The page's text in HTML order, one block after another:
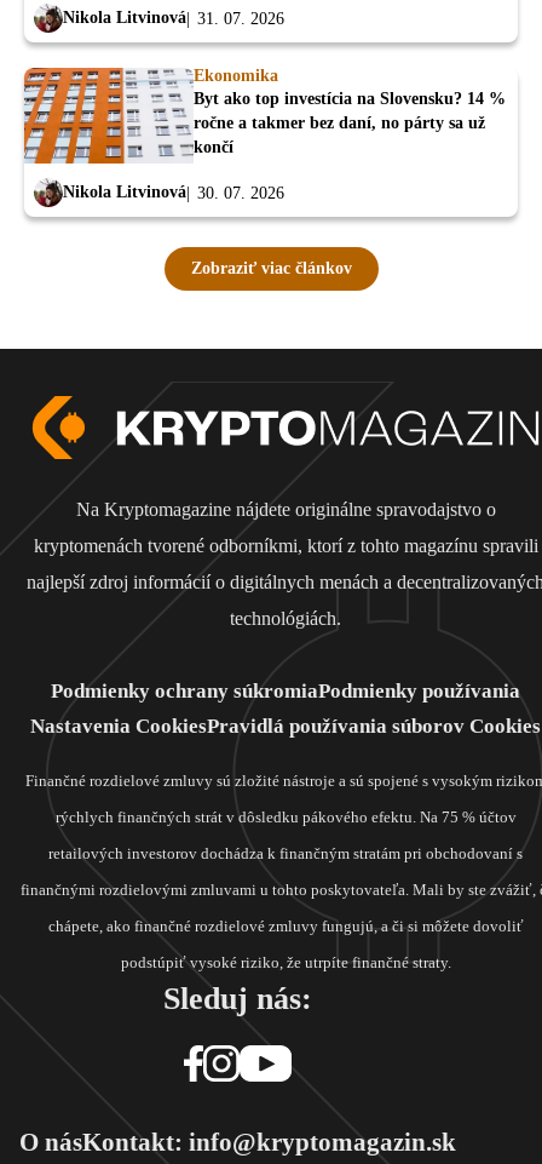
Nikola Litvinová 31. 07. 2026
Ekonomika
Byt ako top investícia na Slovensku? 14 %
ročne a takmer bez daní, no párty sa už
končí
Nikola Litvinová 30. 07. 2026
Zobraziť viac článkov
Na Kryptomagazine nájdete originálne spravodajstvo o
kryptomenách tvorené odborníkmi, ktorí z tohto magazínu spravili
najlepší zdroj informácií o digitálnych menách a
technológiách.
Podmienky ochrany súkromiaPodmienky používania
Nastavenia CookiesPravidlá používania súborov Cookies
Finančné rozdielové zmluvy sú zložité nástroje a sú spojené s vysokým
rýchlych finančných strát v dôsledku pákového efektu. Na 75 % účtov
retailových investorov dochádza k finančným stratám pri obchodovaní s
finančnými rozdielovými zmluvami u tohto poskytovateľa. Mali by ste zvážiť,
chápete, ako finančné rozdielové zmluvy fungujú, a či si môžete dovoliť
podstúpiť vysoké riziko, že utrpíte finančné straty.
Sleduj nás:
O násKontakt: info@kryptomagazin.sk